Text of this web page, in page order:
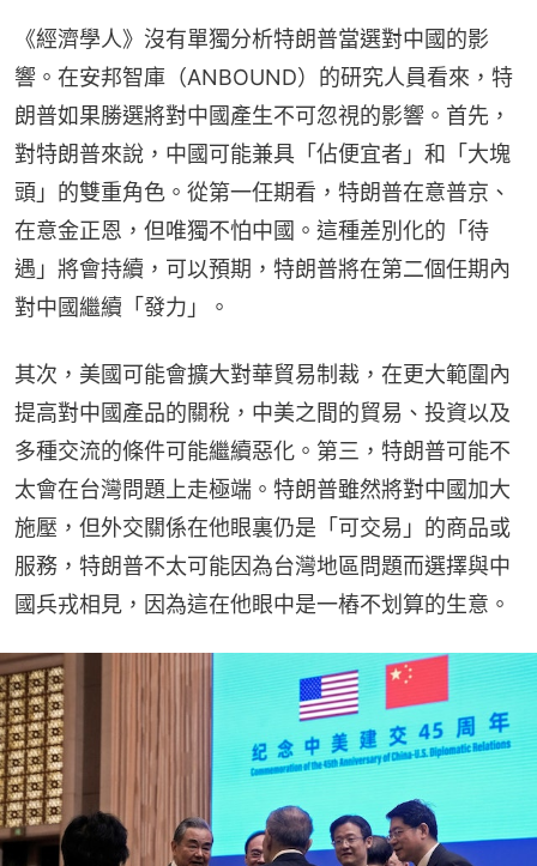
《經濟學人》沒有單獨分析特朗普當選對中國的影
響。在安邦智庫（ANBOUND）的研究人員看來，特
朗普如果勝選將對中國產生不可忽視的影響。首先，
對特朗普來說，中國可能兼具「佔便宜者」和「大塊
頭」的雙重角色。從第一任期看，特朗普在意普京、
在意金正恩，但唯獨不怕中國。這種差別化的「待
遇」將會持續，可以預期，特朗普將在第二個任期內
對中國繼續「發力」。
其次，美國可能會擴大對華貿易制裁，在更大範圍內
提高對中國產品的關稅，中美之間的貿易、投資以及
多種交流的條件可能繼續惡化。第三，特朗普可能不
太會在台灣問題上走極端。特朗普雖然將對中國加大
施壓，但外交關係在他眼裏仍是「可交易」的商品或
服務，特朗普不太可能因為台灣地區問題而選擇與中
國兵戎相見，因為這在他眼中是一樁不划算的生意。